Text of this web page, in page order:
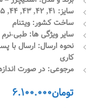
سایز: 41, 42, 43, 44, 45
ساخت کشور: ویتنام
سایر ویژگی ها: طبی-
کاری
مرجوعی: در صورت
تومان6.100.000